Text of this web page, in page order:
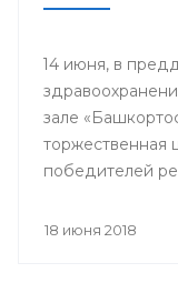
14 июня, в
зале
торжественная
победителей
мероприятие,
18 июня 2018